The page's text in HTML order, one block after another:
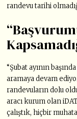
randevu tarihi
“Şubat ayının
aramaya devam
randevuların dolu
aracı kurum olan
çalıştık, hiçbir